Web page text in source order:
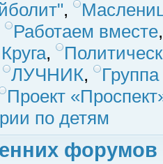
,
Работаем вместе
,
ЛУЧНИК,
Проект
по детям
форумов